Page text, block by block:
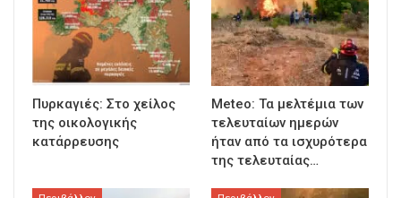
Πυρκαγιές: Στο χείλος
της οικολογικής
κατάρρευσης
Meteo: Τα μελτέμια των
τελευταίων ημερών
ήταν από τα ισχυρότερα
της τελευταίας…